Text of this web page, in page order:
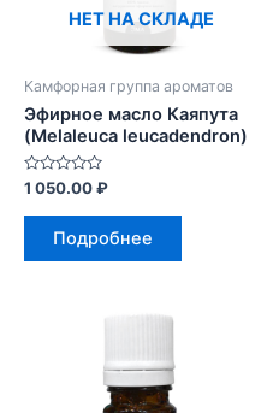
НЕТ НА СКЛАДЕ
Камфорная группа ароматов
Эфирное масло Каяпута
(Melaleuca leucadendron)
Оценка
из
1 050.00₽
Подробнее